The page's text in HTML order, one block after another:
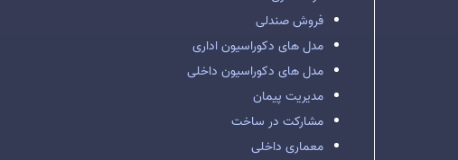
فروش صندلی
مدل های دکوراسیون اداری
مدل های دکوراسیون داخلی
مدیریت پیمان
مشارکت در ساخت
معماری داخلی